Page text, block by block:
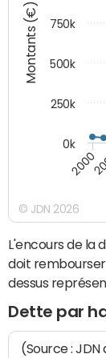
Montants (€)
2000
0k
250k
500k
750k
© JDN 2026
L'encours de la
doit
dessus
Dette par
(Source :